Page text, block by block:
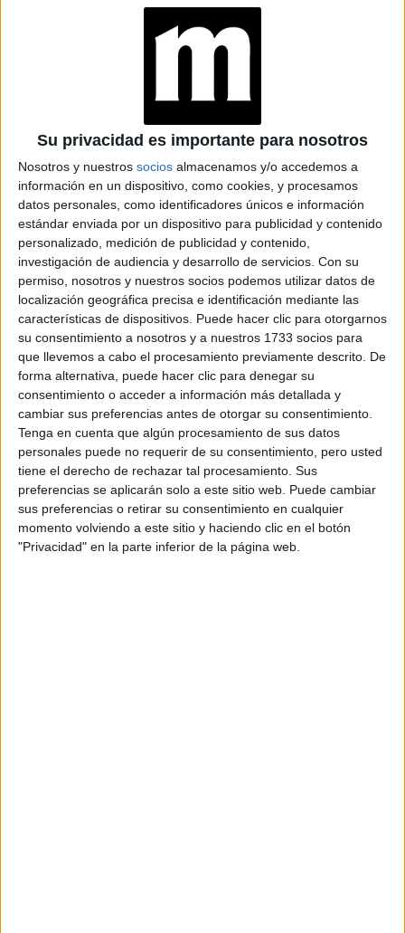
Su privacidad es importante para nosotros
Nosotros y nuestros socios almacenamos y/o accedemos a
información en un dispositivo, como cookies, y procesamos
datos personales, como identificadores únicos e información
estándar enviada por un dispositivo para publicidad y contenido
personalizado, medición de publicidad y contenido,
investigación de audiencia y desarrollo de servicios. Con su
permiso, nosotros y nuestros socios podemos utilizar datos de
localización geográfica precisa e identificación mediante las
características de dispositivos. Puede hacer clic para otorgarnos
su consentimiento a nosotros y a nuestros 1733 socios para
que llevemos a cabo el procesamiento previamente descrito. De
forma alternativa, puede hacer clic para denegar su
consentimiento o acceder a información más detallada y
cambiar sus preferencias antes de otorgar su consentimiento.
Tenga en cuenta que algún procesamiento de sus datos
personales puede no requerir de su consentimiento, pero usted
tiene el derecho de rechazar tal procesamiento. Sus
preferencias se aplicarán solo a este sitio web. Puede cambiar
sus preferencias o retirar su consentimiento en cualquier
momento volviendo a este sitio y haciendo clic en el botón
"Privacidad" en la parte inferior de la página web.
Accedé a los beneficios para suscriptores
Contenidos exclusivos
Sorteos
Descuentos en publicaciones
Participación en los eventos organizados por
Editorial Perfil.
Suscribite ahora
COMPARTÍ ESTA NOTA
EN ESTA NOTA
PERSONALIDAES: LA VIDA ANTE SI
TEMAS: SOPHÍA LOREN NETFLIX